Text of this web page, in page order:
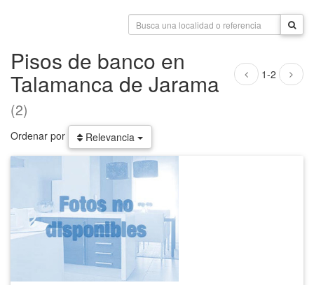
1-2
Pisos de banco en
Talamanca de Jarama
(2)
Ordenar por Relevancia